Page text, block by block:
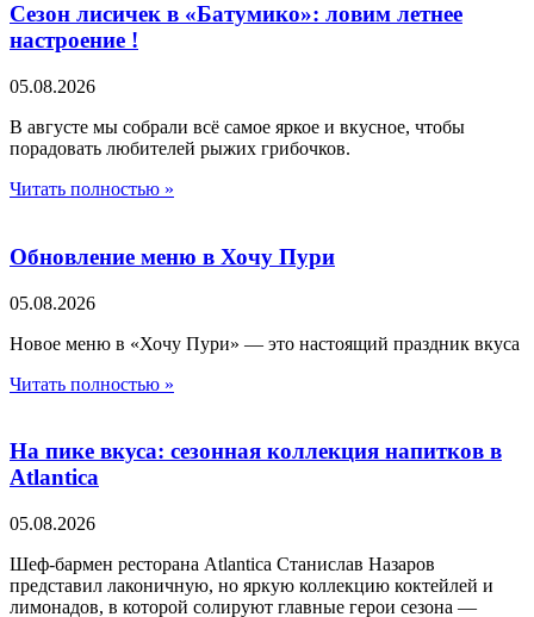
Сезон лисичек в «Батумико»: ловим летнее
настроение !
05.08.2026
В августе мы собрали всё самое яркое и вкусное, чтобы
порадовать любителей рыжих грибочков.
Читать полностью »
Обновление меню в Хочу Пури
05.08.2026
Новое меню в «Хочу Пури» — это настоящий праздник вкуса
Читать полностью »
На пике вкуса: сезонная коллекция напитков в
Atlantica
05.08.2026
Шеф-бармен ресторана Atlantica Станислав Назаров
представил лаконичную, но яркую коллекцию коктейлей и
лимонадов, в которой солируют главные герои сезона —